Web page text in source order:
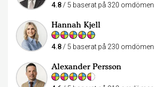
4.8 / 5 baserat på 320 omdömen
Hannah Kjell
4.8 / 5 baserat på 230 omdömen
Alexander Persson